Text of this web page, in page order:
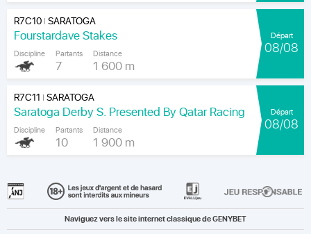
R7C10|SARATOGA
Fourstardave Stakes
Discipline Partants
7
Distance
1 600 m
Départ
08/08
R7C11 |SARATOGA
Saratoga Derby S. Presented By Qatar Racing
Discipline Partants
10
Distance
1 900 m
Départ
08/08
Naviguez vers le site internet classique de GENYBET